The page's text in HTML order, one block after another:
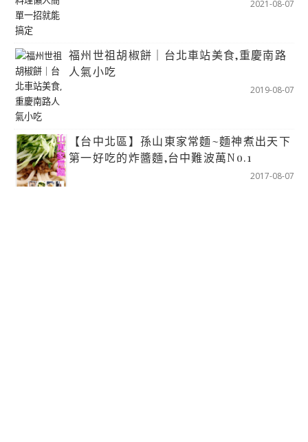
2021-08-07
福州世祖胡椒餅｜台北車站美食,重慶南路
人氣小吃
2019-08-07
【台中北區】孫山東家常麵~麵神煮出天下
第一好吃的炸醬麵,台中難波萬No.1
2017-08-07